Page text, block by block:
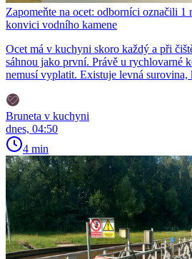
Zapomeňte na ocet: odborníci označili 1
konvici vodního kamene
Ocet má v kuchyni skoro každý a při
sáhnou jako první. Právě u rychlovarné
nemusí vyplatit. Existuje levná surovina,
Bruneta v kuchyni
dnes, 04:50
4 min